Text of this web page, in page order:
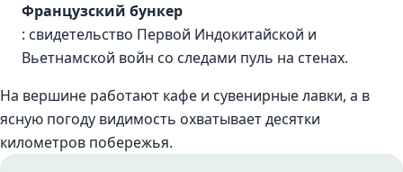
Французский бункер
: свидетельство Первой Индокитайской и
Вьетнамской войн со следами пуль на стенах.
На вершине работают кафе и сувенирные лавки, а в
ясную погоду видимость охватывает десятки
километров побережья.